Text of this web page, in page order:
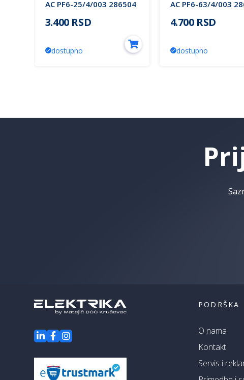
AC PF6-25/4/003 286504
3.400 RSD
dostupno
AC PF6-63/4/003
4.700 RSD
dostupno
PODRŠKA
O nama
Kontakt
Servis i